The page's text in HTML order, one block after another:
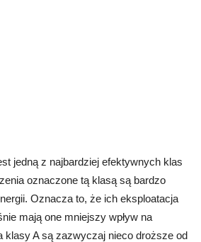
jedną z najbardziej efektywnych klas
oznaczone tą klasą są bardzo
Oznacza to, że ich eksploatacja
mają one mniejszy wpływ na
klasy A są zazwyczaj nieco droższe od